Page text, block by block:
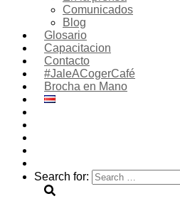
Comunicados
Blog
Glosario
Capacitacion
Contacto
#JaleACogerCafé
Brocha en Mano
Search for: